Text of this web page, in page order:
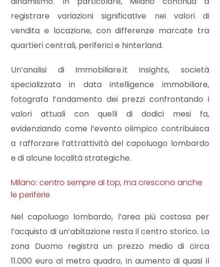
registrare variazioni significative nei valori di
vendita e locazione, con differenze marcate tra
quartieri centrali, periferici e hinterland.
Un’analisi di Immobiliare.it Insights, società
specializzata in data intelligence immobiliare,
fotografa l’andamento dei prezzi confrontando i
valori attuali con quelli di dodici mesi fa,
evidenziando come l’evento olimpico contribuisca
a rafforzare l’attrattività del capoluogo lombardo
e di alcune località strategiche.
Milano: centro sempre al top, ma crescono anche
le periferie
Nel capoluogo lombardo, l’area più costosa per
l’acquisto di un’abitazione resta il centro storico. La
zona Duomo registra un prezzo medio di circa
11.000 euro al metro quadro, in aumento di quasi il
Provincia
Comune
Tipologia
-
multiscelta
Residenziali
Commerciali
Industriali